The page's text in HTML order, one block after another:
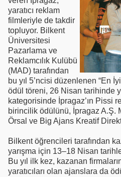
yaratıcı reklam
filmleriyle de takdir
topluyor. Bilkent
Üniversitesi
Pazarlama ve
Reklamcılık Kulübü
(MAD) tarafından
bu yıl 5’ncisi düzenlenen “En
ödül töreni, 26 Nisan tarihinde
kategorisinde İpragaz’ın Pissi
birincilik ödülünü, İpragaz A.Ş.
Örsal ve Big Ajans Kreatif
Bilkent öğrencileri tarafından
yarışma için 13–18 Nisan
Bu yıl ilk kez, kazanan
yaratıcıları olan ajanslara da